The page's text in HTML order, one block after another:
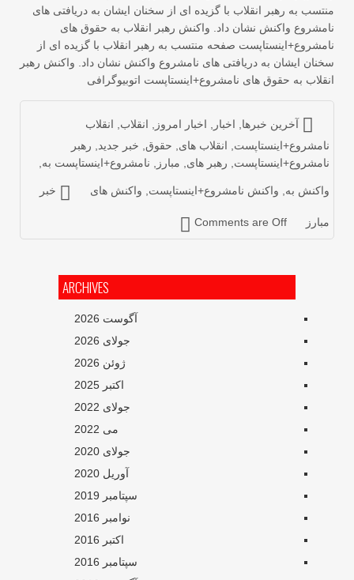
به رهبر انقلاب با گزیده ای از سخنان ایشان به دریافتی های
واکنش نشان داد. واکنش رهبر انقلاب به حقوق های
صفحه منتسب به رهبر انقلاب با گزیده ای از
ایشان به دریافتی های نامشروع واکنش نشان داد. واکنش رهبر
به حقوق های نامشروع+اینستاپست اتوبیوگرافی
آخرین خبرها ,اخبار ,اخبار امروز,انقلاب,انقلاب
نامشروع+اینستاپست,انقلاب های, حقوق,خبر جدید ,رهبر
نامشروع+اینستاپست,رهبر های, مبارز ,نامشروع+اینستاپست به,
واکنش به,واکنش نامشروع+اینستاپست,واکنش های خبر
Comments are Off
ARCHIVES
آگوست 2026
جولای 2026
ژوئن 2026
جولای 2022
جولای 2020
آوریل 2020
سپتامبر 2019
نوامبر 2016
سپتامبر 2016